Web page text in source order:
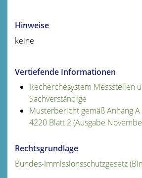
Hinweise
keine
Vertiefende Informationen
Recherchesystem Messstellen
Sachverständige
Musterbericht gemäß Anhang
4220 Blatt 2 (Ausgabe
Rechtsgrundlage
Bundes-Immissionsschutzgesetz